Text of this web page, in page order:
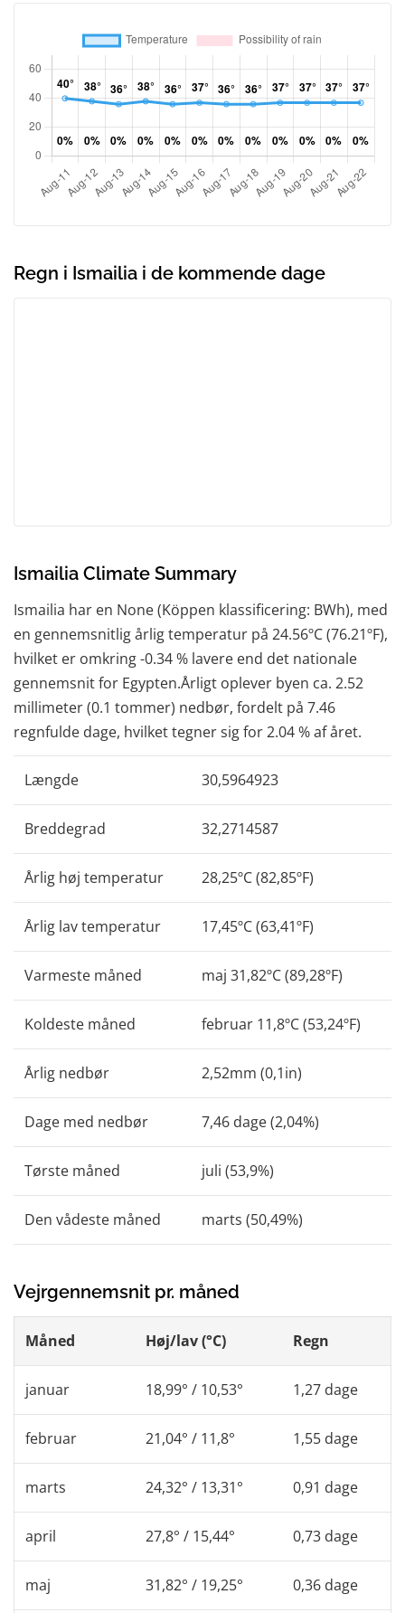
Regn i Ismailia i de kommende dage
Ismailia Climate Summary
Ismailia har en None (Köppen klassificering: BWh), med
en gennemsnitlig årlig temperatur på 24.56ºC (76.21ºF),
hvilket er omkring -0.34 % lavere end det nationale
gennemsnit for Egypten.Årligt oplever byen ca. 2.52
millimeter (0.1 tommer) nedbør, fordelt på 7.46
regnfulde dage, hvilket tegner sig for 2.04 % af året.
Længde 30,5964923
Breddegrad 32,2714587
Årlig høj temperatur 28,25ºC (82,85ºF)
Årlig lav temperatur 17,45ºC (63,41ºF)
Varmeste måned maj 31,82ºC (89,28ºF)
Koldeste måned februar 11,8ºC (53,24ºF)
Årlig nedbør 2,52mm (0,1in)
Dage med nedbør 7,46 dage (2,04%)
Tørste måned juli (53,9%)
Den vådeste måned marts (50,49%)
Vejrgennemsnit pr. måned
Måned Høj/lav (°C) Regn
januar 18,99° / 10,53° 1,27 dage
februar 21,04° / 11,8° 1,55 dage
marts 24,32° / 13,31° 0,91 dage
april 27,8° / 15,44° 0,73 dage
maj 31,82° / 19,25° 0,36 dage